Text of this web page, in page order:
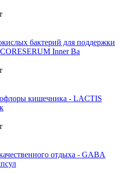
бактерий для поддержки
Inner Ba
кишечника - LACTIS
отдыха - GABA